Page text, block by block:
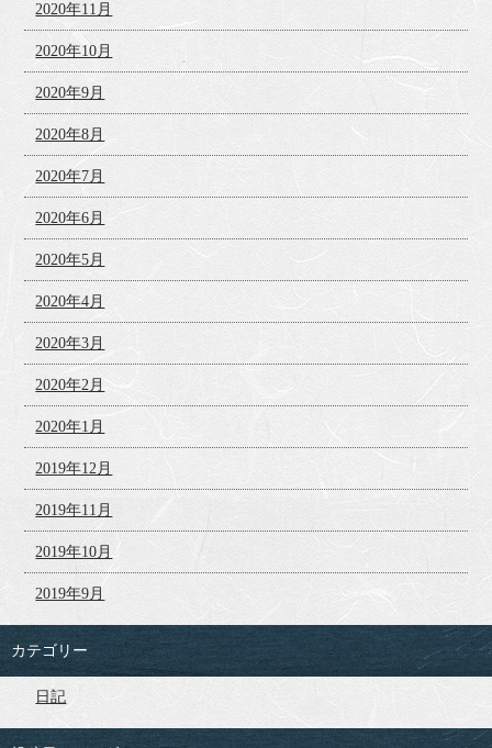
2020年11月
2020年10月
2020年9月
2020年8月
2020年7月
2020年6月
2020年5月
2020年4月
2020年3月
2020年2月
2020年1月
2019年12月
2019年11月
2019年10月
2019年9月
カテゴリー
日記